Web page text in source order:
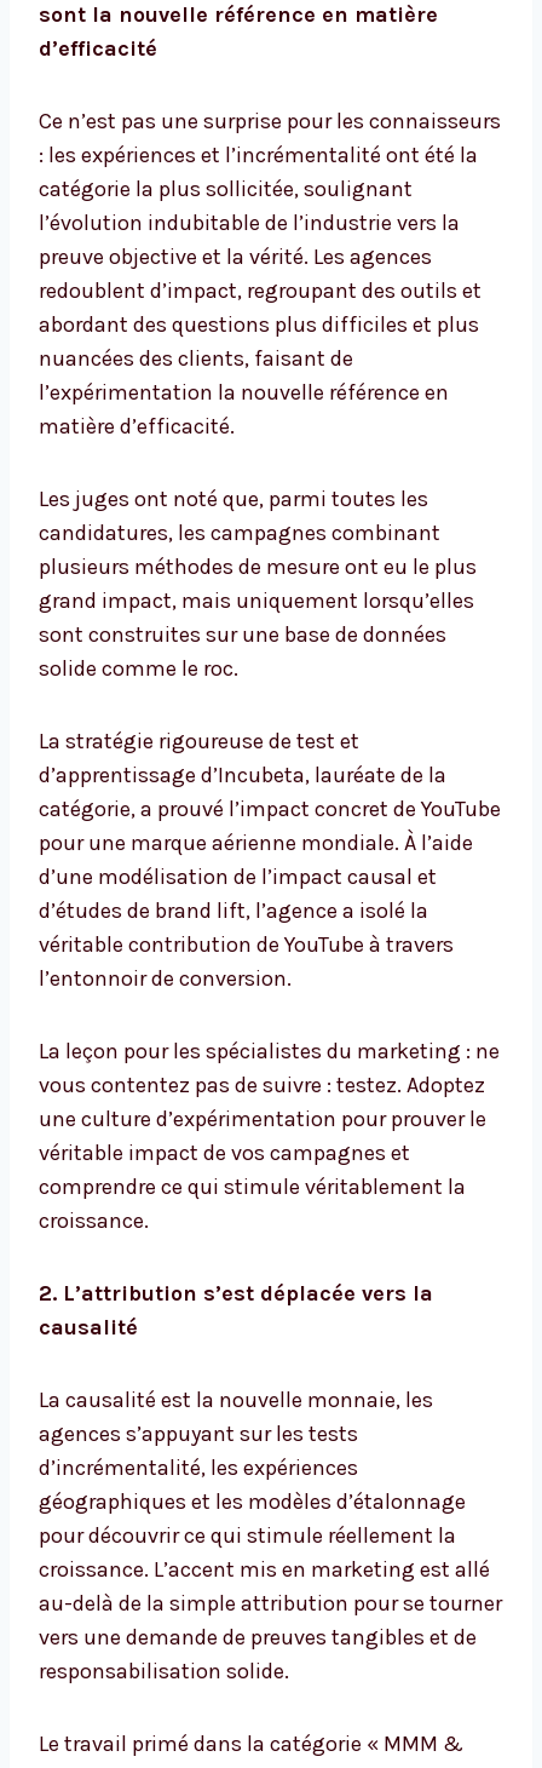
sont la nouvelle référence en matière
d’efficacité
Ce n’est pas une surprise pour les connaisseurs
: les expériences et l’incrémentalité ont été la
catégorie la plus sollicitée, soulignant
l’évolution indubitable de l’industrie vers la
preuve objective et la vérité. Les agences
redoublent d’impact, regroupant des outils et
abordant des questions plus difficiles et plus
nuancées des clients, faisant de
l’expérimentation la nouvelle référence en
matière d’efficacité.
Les juges ont noté que, parmi toutes les
candidatures, les campagnes combinant
plusieurs méthodes de mesure ont eu le plus
grand impact, mais uniquement lorsqu’elles
sont construites sur une base de données
solide comme le roc.
La stratégie rigoureuse de test et
d’apprentissage d’Incubeta, lauréate de la
catégorie, a prouvé l’impact concret de YouTube
pour une marque aérienne mondiale. À l’aide
d’une modélisation de l’impact causal et
d’études de brand lift, l’agence a isolé la
véritable contribution de YouTube à travers
l’entonnoir de conversion.
La leçon pour les spécialistes du marketing : ne
vous contentez pas de suivre : testez. Adoptez
une culture d’expérimentation pour prouver le
véritable impact de vos campagnes et
comprendre ce qui stimule véritablement la
croissance.
2. L’attribution s’est déplacée vers la
causalité
La causalité est la nouvelle monnaie, les
agences s’appuyant sur les tests
d’incrémentalité, les expériences
géographiques et les modèles d’étalonnage
pour découvrir ce qui stimule réellement la
croissance. L’accent mis en marketing est allé
au-delà de la simple attribution pour se tourner
vers une demande de preuves tangibles et de
responsabilisation solide.
Le travail primé dans la catégorie « MMM &